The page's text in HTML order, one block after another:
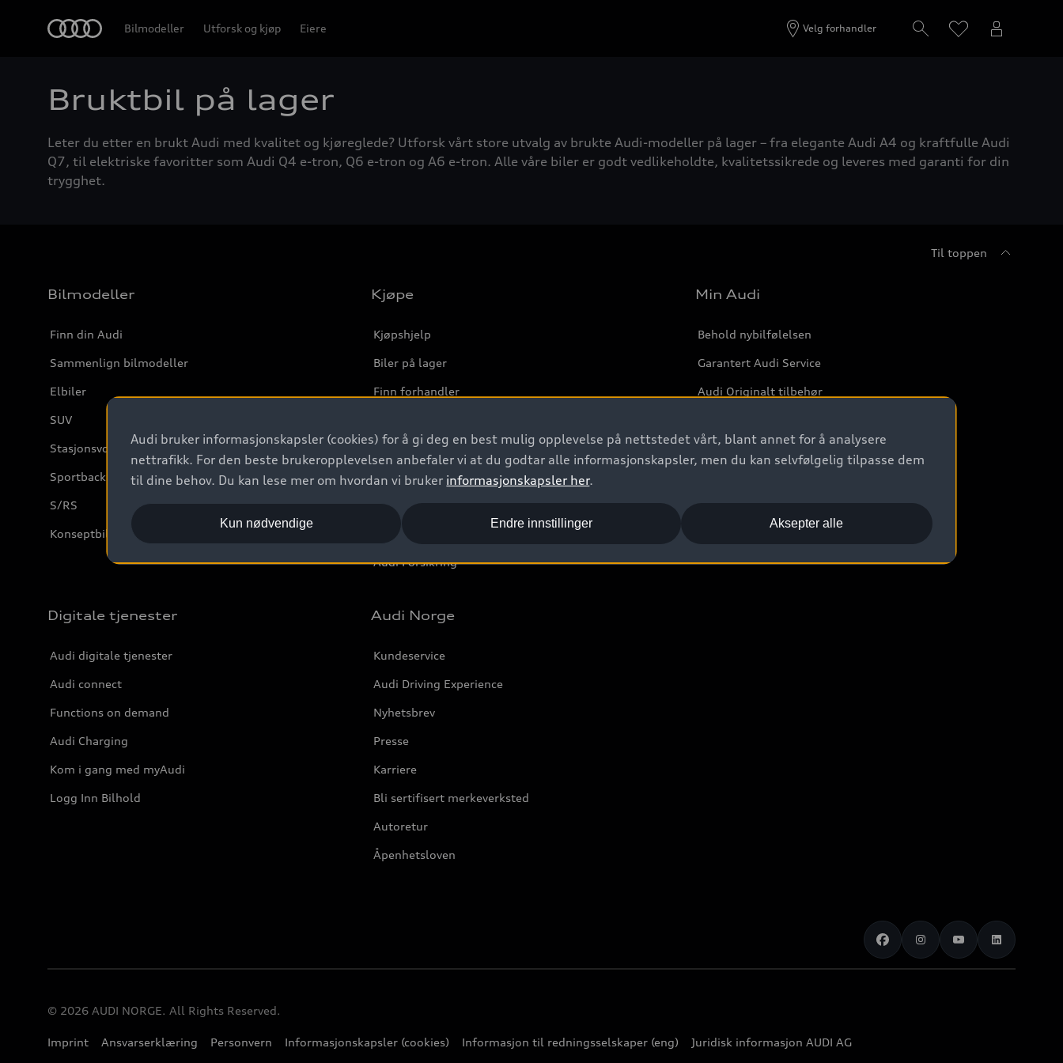
Bilmodeller Utforsk og kjøp Eiere Velg forhandler
Bruktbil på lager
Leter du etter en brukt Audi med kvalitet og kjøreglede? Utforsk vårt store utvalg av brukte Audi-modeller på lager – fra elegante Audi A4 og kraftfulle Audi
Q7, til elektriske favoritter som Audi Q4 e-tron, Q6 e-tron og A6 e-tron. Alle våre biler er godt vedlikeholdte, kvalitetssikrede og leveres med garanti for din
trygghet.
Til toppen
Bilmodeller
Finn din Audi
Sammenlign bilmodeller
Elbiler
SUV
Stasjonsvogn
Sportback
S/RS
Konseptbiler og prototyper
Kjøpe
Kjøpshjelp
Biler på lager
Finn forhandler
Kontakt forhandler
Prislister
Leasing
Bilgarantier
Audi Forsikring
Min Audi
Behold nybilfølelsen
Garantert Audi Service
Audi Originalt tilbehør
Digitale tjenester
Audi digitale tjenester
Audi connect
Functions on demand
Audi Charging
Kom i gang med myAudi
Logg Inn Bilhold
Audi Norge
Kundeservice
Audi Driving Experience
Nyhetsbrev
Presse
Karriere
Bli sertifisert merkeverksted
Autoretur
Åpenhetsloven
© 2026 AUDI NORGE. All Rights Reserved.
Imprint Ansvarserklæring Personvern Informasjonskapsler (cookies) Informasjon til redningsselskaper (eng) Juridisk informasjon AUDI AG
Audi bruker informasjonskapsler (cookies) for å gi deg en best mulig opplevelse på nettstedet vårt, blant annet for å analysere
nettrafikk. For den beste brukeropplevelsen anbefaler vi at du godtar alle informasjonskapsler, men du kan selvfølgelig tilpasse dem
til dine behov. Du kan lese mer om hvordan vi bruker informasjonskapsler her.
Aksepter alle
Kun nødvendige Endre innstillinger